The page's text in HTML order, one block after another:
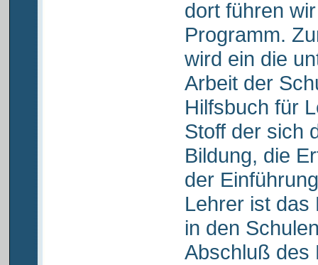
dort führen
Programm.
wird ein die
Arbeit der
Hilfsbuch für
Stoff der sich
Bildung, die
der
Lehrer ist das
in den
Abschluß des